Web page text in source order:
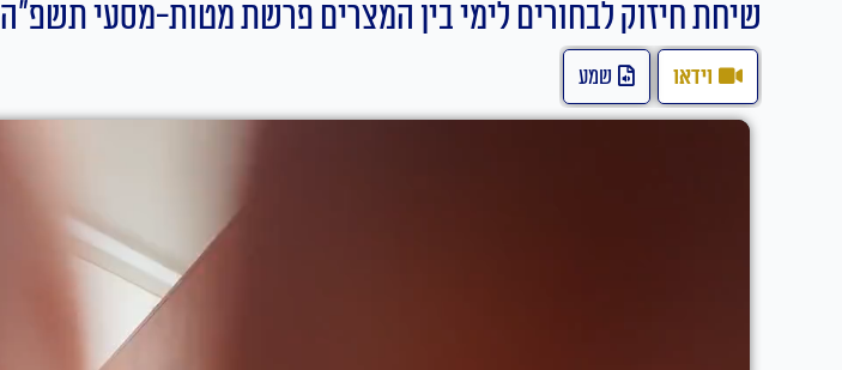
שיחת חיזוק לבחורים לימי בין המצרים פרשת מטות-מסעי תשפ"ה
וידאו שמע